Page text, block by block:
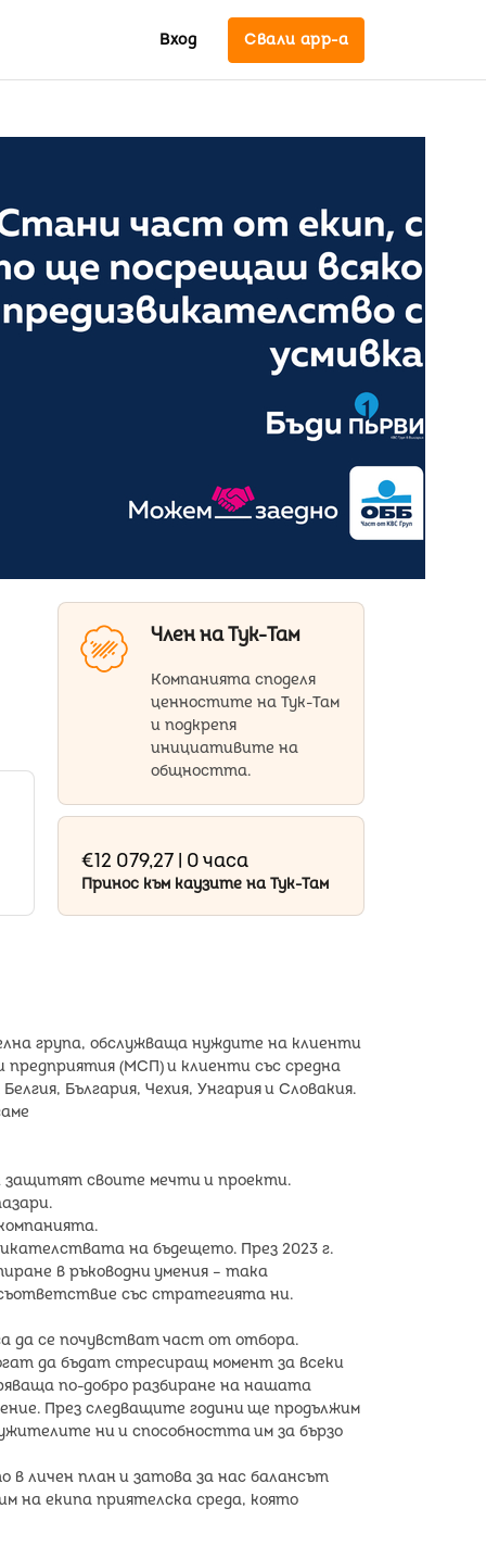
Вход Свали app-a
Член на Тук-Там
Компанията споделя
ценностите на Тук-Там
и подкрепя
инициативите на
общността.
€12 079,27 | 0 часа
Принос към каузите на Тук-Там
група, обслужваща нуждите на клиенти
предприятия (МСП) и клиенти със средна
България, Чехия, Унгария и Словакия.
защитят своите мечти и проекти.
на бъдещето. През 2023 г.
в ръководни умения – така
със стратегията ни.
да се почувстват част от отбора.
да бъдат стресиращ момент за всеки
по-добро разбиране на нашата
През следващите години ще продължим
ни и способността им за бързо
в личен план и затова за нас балансът
на екипа приятелска среда, която